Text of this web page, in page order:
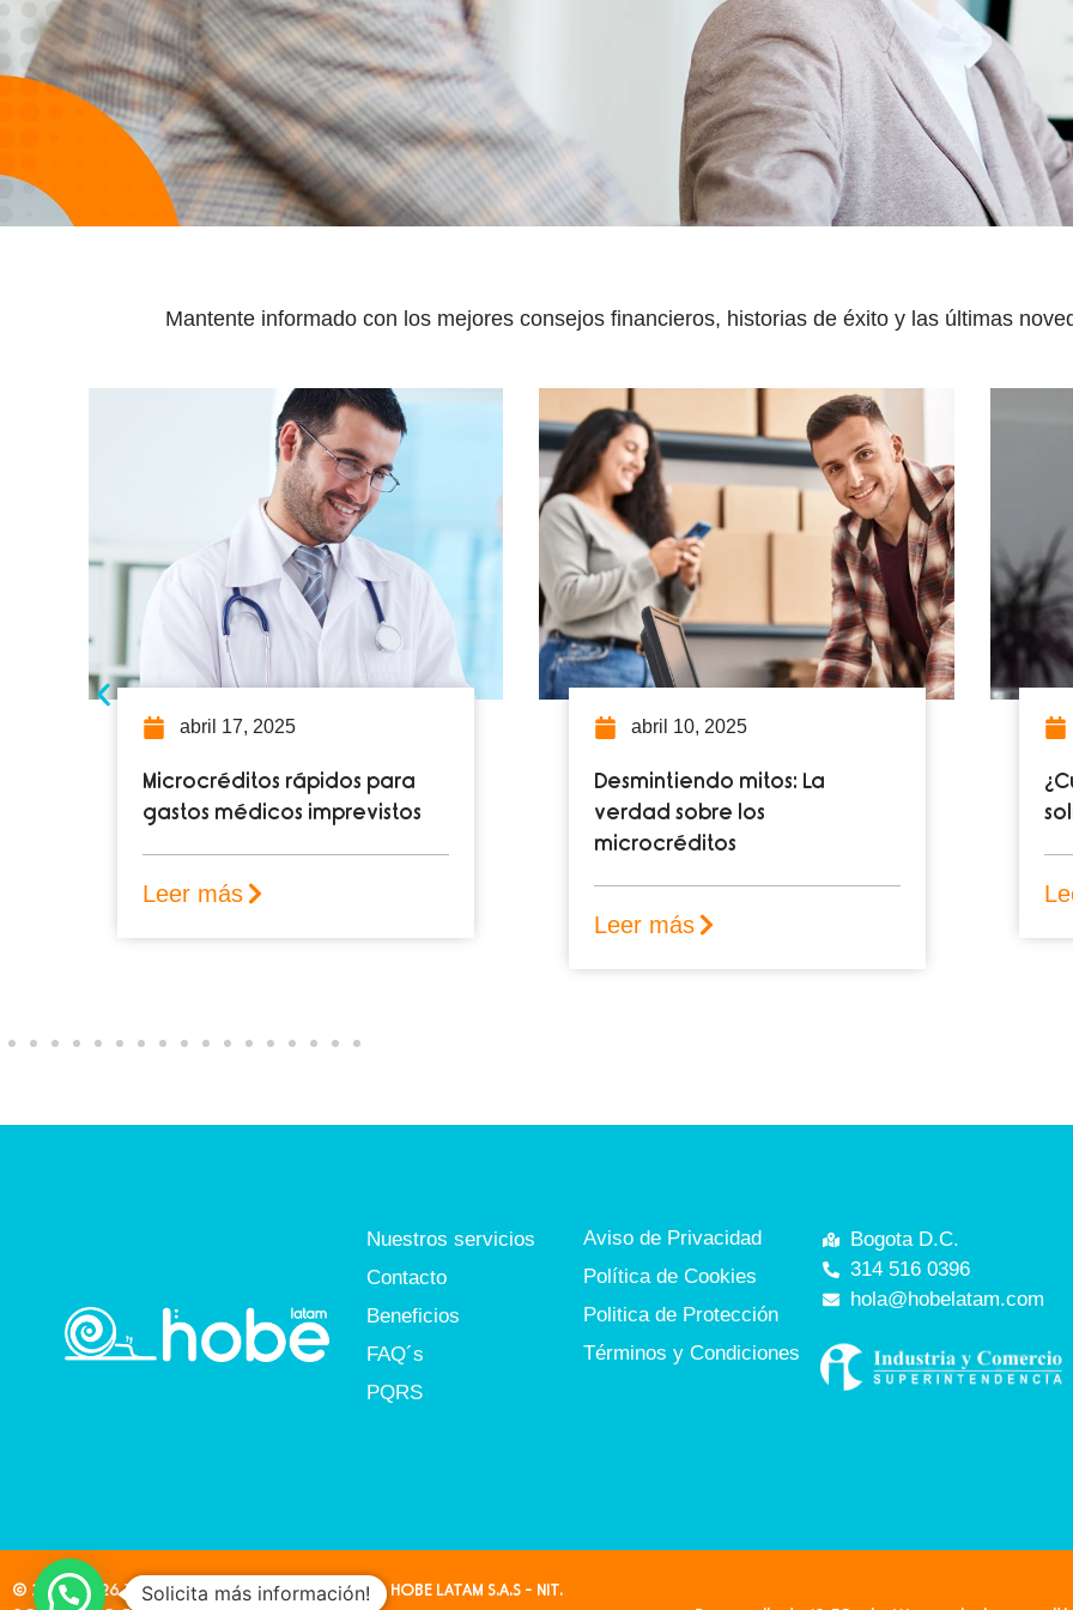
Mantente informado con los mejores consejos financieros, historias de éxito y las últimas
abril 10, 2025
Desmintiendo mitos: La
verdad sobre los
marzo 18, 2025
¿Cuándo es recomendable
solicitar un microcrédito?
Leer más
Nuestros servicios
Contacto
Beneficios
FAQ´s
PQRS
Aviso de Privacidad
Política de Cookies
Politica de Protección
Términos y Condiciones
Bogota D.C.
314 516 0396
hola@hobelatam.com
© 2024-2026 Todos los derechos reservados HOBE LATAM S.A.S - NIT.
Solicita más información!